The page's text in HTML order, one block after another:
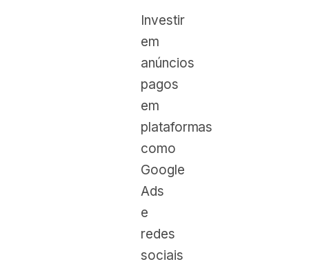
Investir
em
anúncios
pagos
em
plataformas
como
Google
Ads
e
redes
sociais